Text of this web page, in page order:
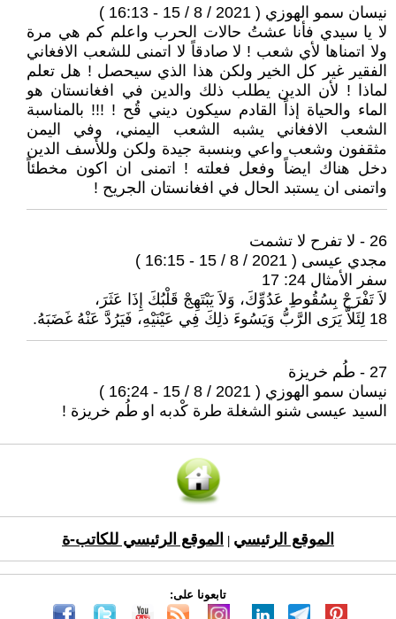
نيسان سمو الهوزي ( 2021 / 8 / 15 - 16:13 )
لا يا سيدي فأنا عشتُ حالات الحرب واعلم كم هي مرة
ولا اتمناها لأي شعب ! لا صادقاً لا اتمنى للشعب الافغاني
الفقير غير كل الخير ولكن هذا الذي سيحصل ! هل تعلم
لماذا ! لأن الدين يطلب ذلك والدين في افغانستان هو
الماء والحياة إذاً القادم سيكون ديني قُح ! !!! بالمناسبة
الشعب الافغاني يشبه الشعب اليمني، وفي اليمن
مثقفون وشعب واعي وبنسبة جيدة ولكن وللأسف الدين
دخل هناك ايضاً وفعل فعلته ! اتمنى ان اكون مخطئاً
واتمنى ان يستبد الحال في افغانستان الجريح !
26 - لا تفرح لا تشمت
مجدي عيسى ( 2021 / 8 / 15 - 16:15 )
سفر الأمثال 24: 17
لاَ تَفْرَحْ بِسُقُوطِ عَدُوِّكَ، وَلاَ يَبْتَهِجْ قَلْبُكَ إِذَا عَثَرَ،
18 لِئَلاَّ يَرَى الرَّبُّ وَيَسُوءَ ذلِكَ فِي عَيْنَيْهِ، فَيَرُدَّ عَنْهُ غَضَبَهُ.
27 - طُم خريزة
نيسان سمو الهوزي ( 2021 / 8 / 15 - 16:24 )
السيد عيسى شنو الشغلة طرة كْدبه او طُم خريزة !
الموقع الرئيسي الموقع الرئيسي للكاتب-ة
تابعونا على: